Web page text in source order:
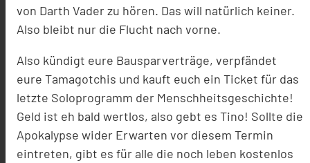
von Darth Vader zu hören. Das will natürlich keiner.
Also bleibt nur die Flucht nach vorne.
Also kündigt eure Bausparverträge, verpfändet
eure Tamagotchis und kauft euch ein Ticket für das
letzte Soloprogramm der Menschheitsgeschichte!
Geld ist eh bald wertlos, also gebt es Tino! Sollte die
Apokalypse wider Erwarten vor diesem Termin
eintreten, gibt es für alle die noch leben kostenlos